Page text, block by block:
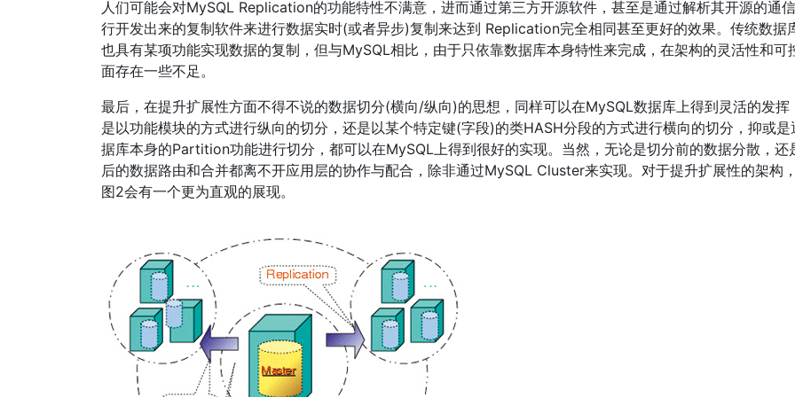
人们可能会对MySQL Replication的功能特性不满意，进而通过第三方开源软件，甚至是通过解析其开源的通
行开发出来的复制软件来进行数据实时(或者异步)复制来达到 Replication完全相同甚至更好的效果。传统数据
也具有某项功能实现数据的复制，但与MySQL相比，由于只依靠数据库本身特性来完成，在架构的灵活性和可
面存在一些不足。
最后，在提升扩展性方面不得不说的数据切分(横向/纵向)的思想，同样可以在MySQL数据库上得到灵活的发挥
是以功能模块的方式进行纵向的切分，还是以某个特定键(字段)的类HASH分段的方式进行横向的切分，抑或是
据库本身的Partition功能进行切分，都可以在MySQL上得到很好的实现。当然，无论是切分前的数据分散，还
后的数据路由和合并都离不开应用层的协作与配合，除非通过MySQL Cluster来实现。对于提升扩展性的架构
图2会有一个更为直观的展现。